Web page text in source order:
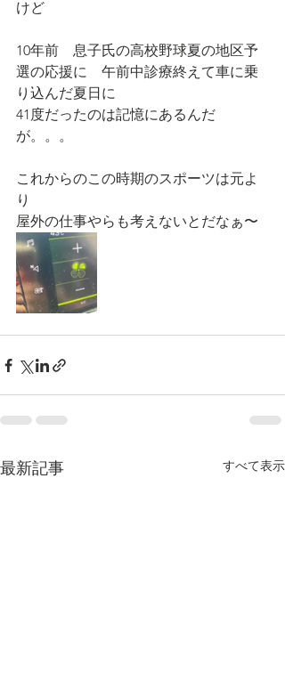
けど
10年前　息子氏の高校野球夏の地区予
選の応援に　午前中診療終えて車に乗
り込んだ夏日に
41度だったのは記憶にあるんだ
が。。。
これからのこの時期のスポーツは元よ
り
屋外の仕事やらも考えないとだなぁ〜
最新記事 すべて表示